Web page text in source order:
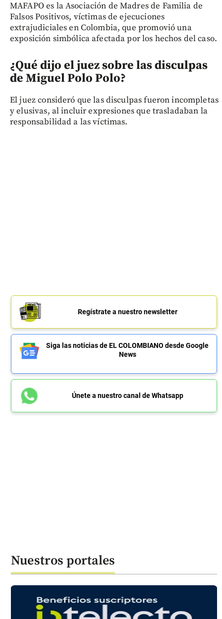
MAFAPO es la Asociación de Madres de Familia de
Falsos Positivos, víctimas de ejecuciones
extrajudiciales en Colombia, que promovió una
exposición simbólica afectada por los hechos del caso.
¿Qué dijo el juez sobre las disculpas
de Miguel Polo Polo?
El juez consideró que las disculpas fueron incompletas
y elusivas, al incluir expresiones que trasladaban la
responsabilidad a las víctimas.
Regístrate a nuestro newsletter
Siga las noticias de EL COLOMBIANO desde Google
News
Únete a nuestro canal de Whatsapp
Nuestros portales